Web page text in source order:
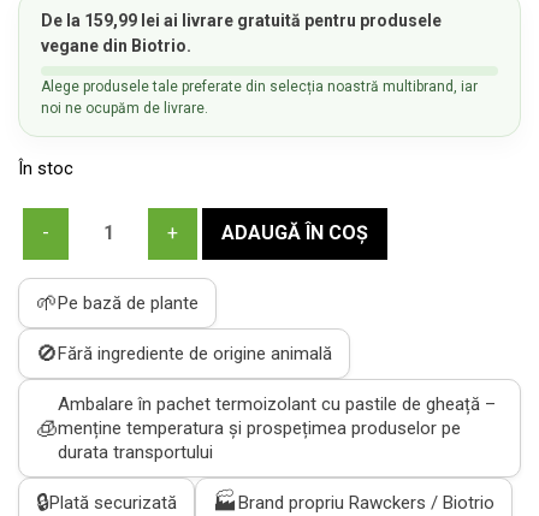
De la 159,99 lei ai livrare gratuită pentru produsele
vegane din Biotrio.
Alege produsele tale preferate din selecția noastră multibrand, iar
noi ne ocupăm de livrare.
În stoc
Cantitate
Natural
-
Tofu
natural
200g
ADAUGĂ ÎN COȘ
🌱Pe bază de plante
🚫Fără ingrediente de origine animală
🧊
Ambalare în pachet termoizolant cu pastile de gheață –
menține temperatura și prospețimea produselor pe
durata transportului
🔒Plată securizată 🏭Brand propriu Rawckers / Biotrio